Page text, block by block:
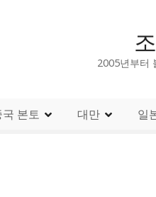
2005년부터
국 본토 대만 일